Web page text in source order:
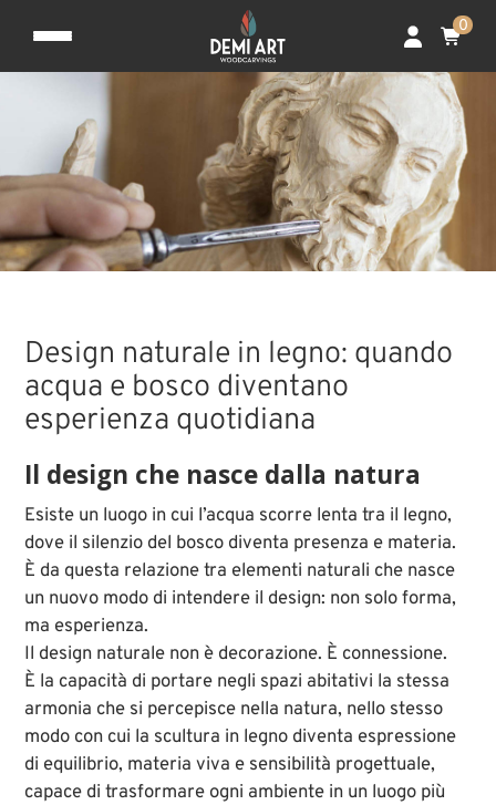
0
Design naturale in legno: quando
acqua e bosco diventano
esperienza quotidiana
Il design che nasce dalla natura
Esiste un luogo in cui l’acqua scorre lenta tra il legno,
dove il silenzio del bosco diventa presenza e materia.
È da questa relazione tra elementi naturali che nasce
un nuovo modo di intendere il design: non solo forma,
ma esperienza.
Il design naturale non è decorazione. È connessione.
È la capacità di portare negli spazi abitativi la stessa
armonia che si percepisce nella natura, nello stesso
modo con cui la scultura in legno diventa espressione
di equilibrio, materia viva e sensibilità progettuale,
capace di trasformare ogni ambiente in un luogo più